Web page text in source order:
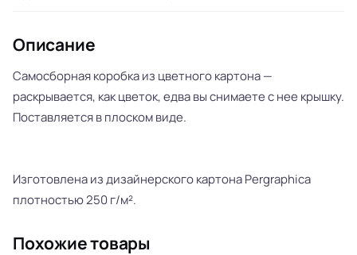
Описание
Самосборная коробка из цветного картона —
раскрывается, как цветок, едва вы снимаете с нее крышку.
Поставляется в плоском виде.
Изготовлена из дизайнерского картона Pergraphica
плотностью 250 г/м².
Похожие товары